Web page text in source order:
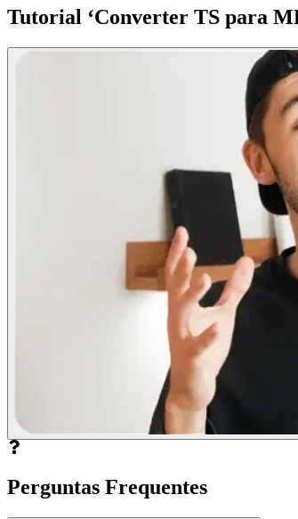
Tutorial ‘Converter TS para
Perguntas Frequentes